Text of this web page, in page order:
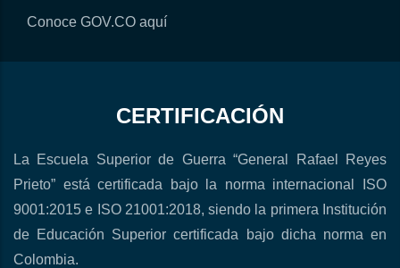
Conoce GOV.CO aquí
CERTIFICACIÓN
La Escuela Superior de Guerra “General Rafael Reyes
Prieto” está certificada bajo la norma internacional ISO
9001:2015 e ISO 21001:2018, siendo la primera Institución
de Educación Superior certificada bajo dicha norma en
Colombia.